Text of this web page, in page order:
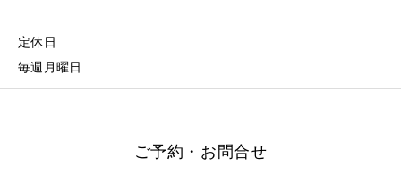
定休日
毎週月曜日
ご予約・お問合せ